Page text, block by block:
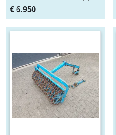
3 Zijdig
€ 6.950